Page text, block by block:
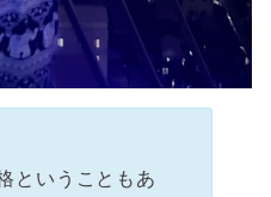
ということもあ